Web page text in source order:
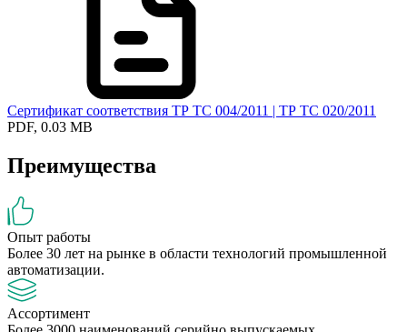
Сертификат соответствия ТР ТС 004/2011 | ТР ТС 020/2011
PDF, 0.03 MB
Преимущества
Опыт работы
Более 30 лет на рынке в области технологий промышленной
автоматизации.
Ассортимент